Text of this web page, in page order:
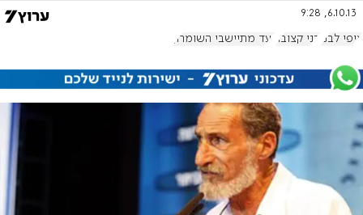
6.10.13, 9:28
ציפי לבני בני קצובר ועד מתיישבי השומרון